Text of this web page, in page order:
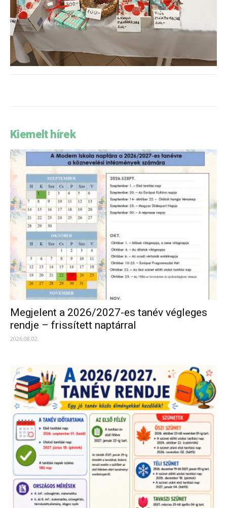
Kiemelt hírek
Megjelent a 2026/2027-es tanév végleges
rendje – frissített naptárral
2026.08.02.